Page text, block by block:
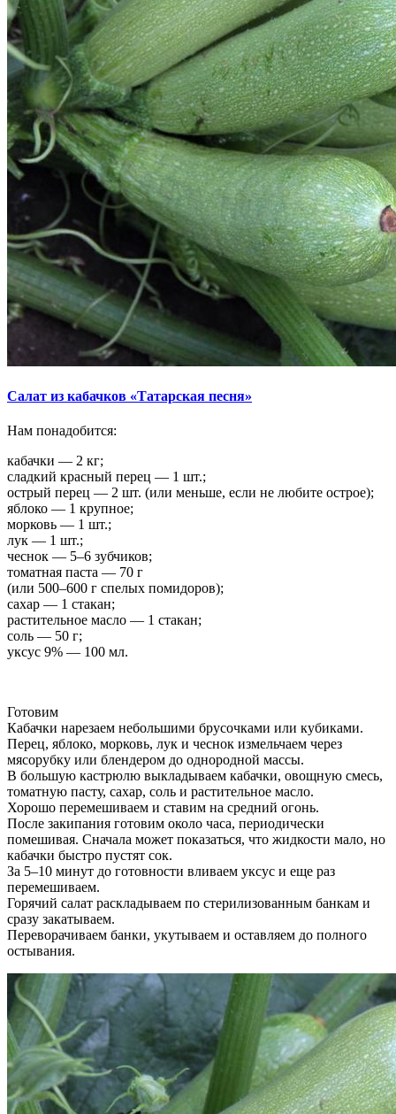
Салат из кабачков «Татарская песня»
Нам понадобится:
кабачки — 2 кг;
сладкий красный перец — 1 шт.;
острый перец — 2 шт. (или меньше, если не любите острое);
яблоко — 1 крупное;
морковь — 1 шт.;
лук — 1 шт.;
чеснок — 5–6 зубчиков;
томатная паста — 70 г
(или 500–600 г спелых помидоров);
сахар — 1 стакан;
растительное масло — 1 стакан;
соль — 50 г;
уксус 9% — 100 мл.
Готовим
Кабачки нарезаем небольшими брусочками или кубиками.
Перец, яблоко, морковь, лук и чеснок измельчаем через
мясорубку или блендером до однородной массы.
В большую кастрюлю выкладываем кабачки, овощную смесь,
томатную пасту, сахар, соль и растительное масло.
Хорошо перемешиваем и ставим на средний огонь.
После закипания готовим около часа, периодически
помешивая. Сначала может показаться, что жидкости мало, но
кабачки быстро пустят сок.
За 5–10 минут до готовности вливаем уксус и еще раз
перемешиваем.
Горячий салат раскладываем по стерилизованным банкам и
сразу закатываем.
Переворачиваем банки, укутываем и оставляем до полного
остывания.